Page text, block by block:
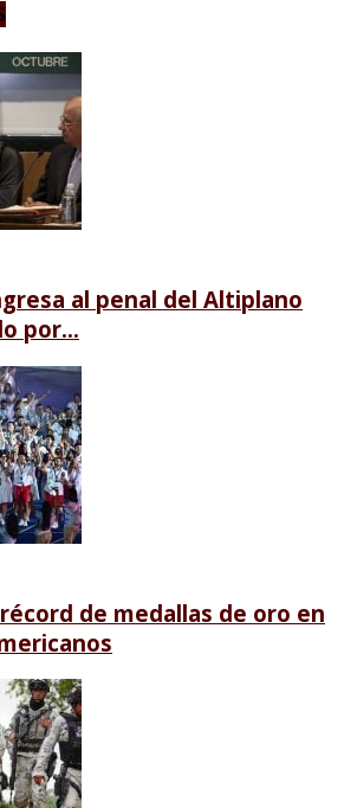
al penal del Altiplano
por...
de medallas de oro en